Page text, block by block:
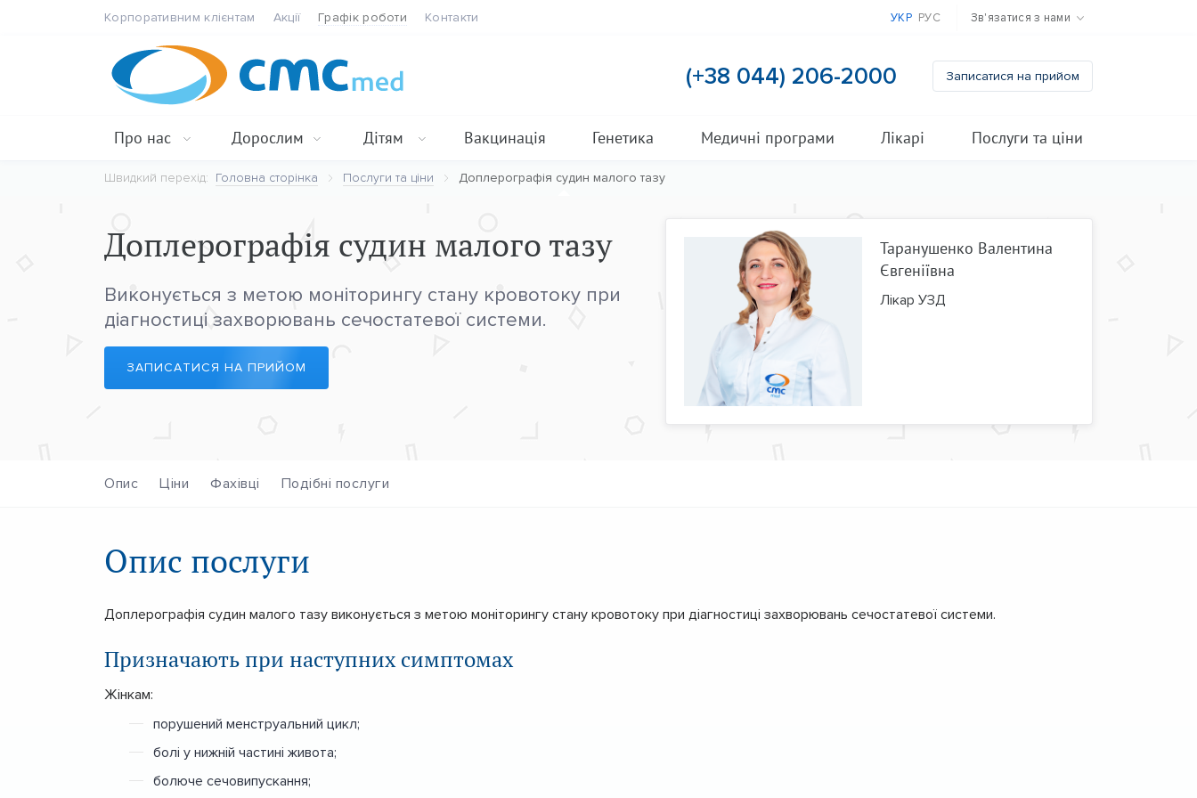
Корпоративним клієнтам Акції Графік роботи Контакти УКР РУС Зв'язатися з нами
(+38 044) 206-2000 Записатися на прийом
Про нас Дорослим Дітям Вакцинація Генетика Медичні програми Лікарі Послуги та ціни
Швидкий перехід: Головна сторінка Послуги та ціни Доплерографія судин малого тазу
Таранушенко Валентина
Євгеніївна
Лікар УЗД
Доплерографія судин малого тазу
Виконується з метою моніторингу стану кровотоку при
діагностиці захворювань сечостатевої системи.
ЗАПИСАТИСЯ НА ПРИЙОМ
Опис Ціни Фахівці Подібні послуги
Опис послуги
Доплерографія судин малого тазу виконується з метою моніторингу стану кровотоку при діагностиці захворювань сечостатевої системи.
Призначають при наступних симптомах
Жінкам:
порушений менструальний цикл;
болі у нижній частині живота;
болюче сечовипускання;